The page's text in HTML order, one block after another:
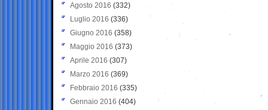
Agosto 2016 (332)
Luglio 2016 (336)
Giugno 2016 (358)
Maggio 2016 (373)
Aprile 2016 (307)
Marzo 2016 (369)
Febbraio 2016 (335)
Gennaio 2016 (404)